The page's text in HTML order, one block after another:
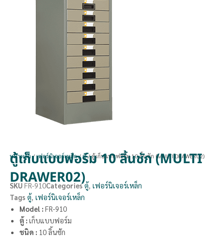
หน้าหลัก/เฟอร์นิเจอร์เหล็ก/ตู้/ ตู้เก็บแบบฟอร์ม 10 ลิ้นชัก (MULTI DRAWER02)
ตู้เก็บแบบฟอร์ม 10 ลิ้นชัก (MULTI
DRAWER02)
SKU FR-910Categories ตู้, เฟอร์นิเจอร์เหล็ก
Tags ตู้, เฟอร์นิเจอร์เหล็ก
Model : FR-910
ตู้ : เก็บแบบฟอร์ม
ชนิด : 10 ลิ้นชัก